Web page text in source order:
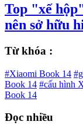
Top "xế
nên sở hữu
Từ khóa :
#Xiaomi Book 14
Book 14 #cấu hình
Book 14
Đọc nhiều